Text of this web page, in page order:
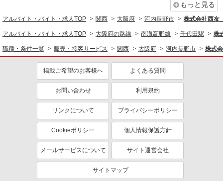
同じ特徴から求人を探す
未経験歓迎
大学生歓迎
ミドル（40代～）活躍中
扶養内勤務OK
交通費支給
社会保険あり
もっと見る
アルバイト・バイト・求人TOP 関西 大阪府 河内長野市 株式会社西
アルバイト・バイト・求人TOP 大阪府の路線 南海高野線 千代田駅 株
職種・条件一覧 販売・接客サービス 関西 大阪府 河内長野市 株式
掲載ご希望のお客様へ よくある質問
お問い合わせ 利用規約
リンクについて プライバシーポリシー
Cookieポリシー 個人情報保護方針
メールサービスについて サイト運営会社
サイトマップ